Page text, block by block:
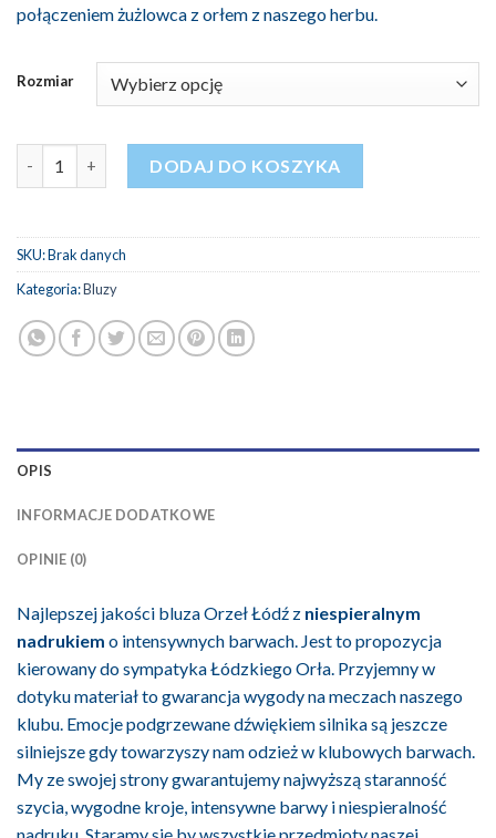
połączeniem żużlowca z orłem z naszego herbu.
Rozmiar
DODAJ DO KOSZYKA
SKU:Brak danych
Kategoria:Bluzy
OPIS
INFORMACJE DODATKOWE
OPINIE (0)
Najlepszej jakości bluza Orzeł Łódź z niespieralnym
nadrukiem o intensywnych barwach. Jest to propozycja
kierowany do sympatyka Łódzkiego Orła. Przyjemny w
dotyku materiał to gwarancja wygody na meczach naszego
klubu. Emocje podgrzewane dźwiękiem silnika są jeszcze
silniejsze gdy towarzyszy nam odzież w klubowych barwach.
My ze swojej strony gwarantujemy najwyższą staranność
szycia, wygodne kroje, intensywne barwy i niespieralność